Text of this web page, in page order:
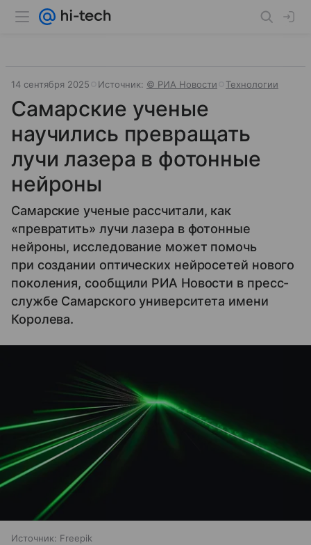
14 сентября 2025 Источник: © РИА Новости Технологии
Самарские ученые
научились превращать
лучи лазера в фотонные
нейроны
Самарские ученые рассчитали, как
«превратить» лучи лазера в фотонные
нейроны, исследование может помочь
при создании оптических нейросетей нового
поколения, сообщили РИА Новости в пресс-
службе Самарского университета имени
Королева.
Источник: Freepik